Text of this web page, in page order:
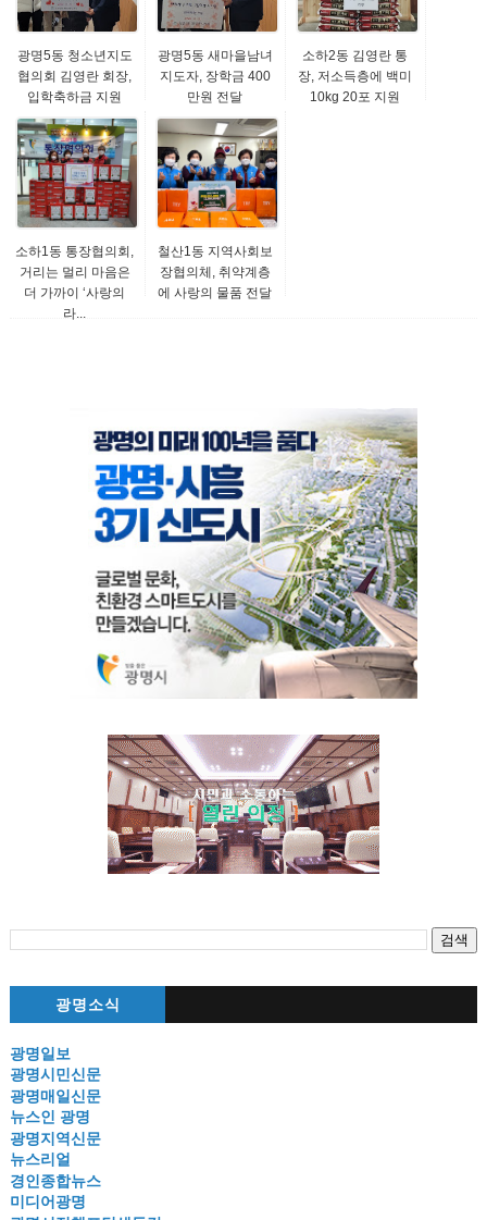
광명5동 청소년지도
협의회 김영란 회장,
입학축하금 지원
광명5동 새마을남녀
지도자, 장학금 400
만원 전달
소하2동 김영란 통
장, 저소득층에 백미
10kg 20포 지원
소하1동 통장협의회,
거리는 멀리 마음은
더 가까이 ‘사랑의
라...
철산1동 지역사회보
장협의체, 취약계층
에 사랑의 물품 전달
광명소식
광명일보
광명시민신문
광명매일신문
뉴스인 광명
광명지역신문
뉴스리얼
경인종합뉴스
미디어광명